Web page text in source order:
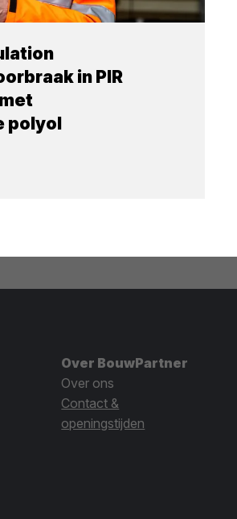
in PIR
polyol
Over BouwPartner
Over ons
Contact &
openingstijden